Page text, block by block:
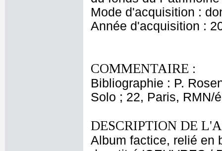
Mode d'acquisition :
Année d'acquisition :
COMMENTAIRE :
Bibliographie : P.
Solo ; 22, Paris, RMN/
DESCRIPTION DE
Album factice, relié en